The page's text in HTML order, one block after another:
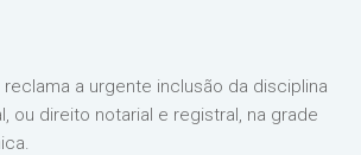
reclama a urgente inclusão da disciplina
ou direito notarial e registral, na grade